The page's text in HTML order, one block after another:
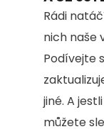
Rádi
nich naše
Podívejte
jiné. A
můžete